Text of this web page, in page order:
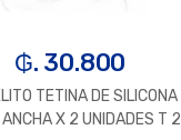
₲. 30.800
TETINA DE SILICONA
ANCHA X 2 UNIDADES T 2